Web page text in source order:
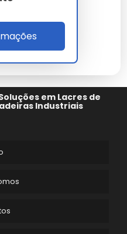
sua operação com alto
organizador espiral
disposição para sanar
vital para quem
melhores soluções do
em Lacres de
Industriais